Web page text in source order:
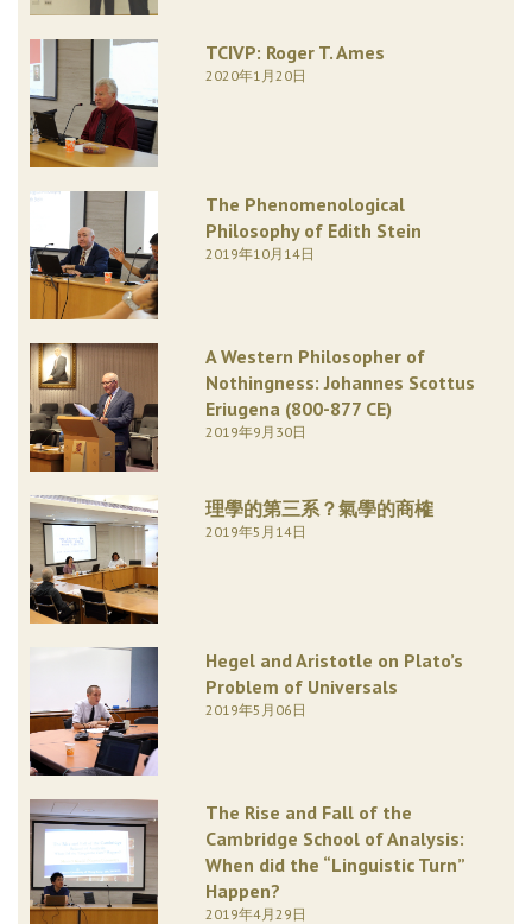
TCIVP: Roger T. Ames
2020年1月20日
The Phenomenological
Philosophy of Edith Stein
2019年10月14日
A Western Philosopher of
Nothingness: Johannes Scottus
Eriugena (800-877 CE)
2019年9月30日
理學的第三系？氣學的商榷
2019年5月14日
Hegel and Aristotle on Plato’s
Problem of Universals
2019年5月06日
The Rise and Fall of the
Cambridge School of Analysis:
When did the “Linguistic Turn”
Happen?
2019年4月29日